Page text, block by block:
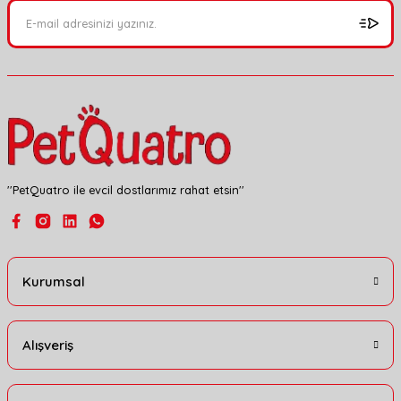
Ürün bilgilerinde hatalar bulunuyor.
''PetQuatro ile evcil dostlarımız rahat etsin''
Kurumsal
Alışveriş